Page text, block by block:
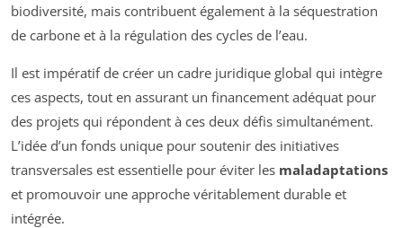
biodiversité, mais contribuent également à la séquestration
de carbone et à la régulation des cycles de l’eau.
Il est impératif de créer un cadre juridique global qui intègre
ces aspects, tout en assurant un financement adéquat pour
des projets qui répondent à ces deux défis simultanément.
L’idée d’un fonds unique pour soutenir des initiatives
transversales est essentielle pour éviter les maladaptations
et promouvoir une approche véritablement durable et
intégrée.